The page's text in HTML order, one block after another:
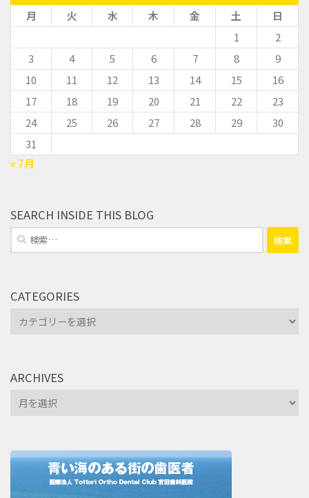
月
火 水 木 金 土
日
1
2
3
4 5 6 7 8
9
10
11 12 13 14 15
16
17
18 19 20 21 22
23
24
25 26 27 28 29
30
31
« 7月
SEARCH INSIDE THIS BLOG
検
索:
CATEGORIES
Categories
ARCHIVES
Archives